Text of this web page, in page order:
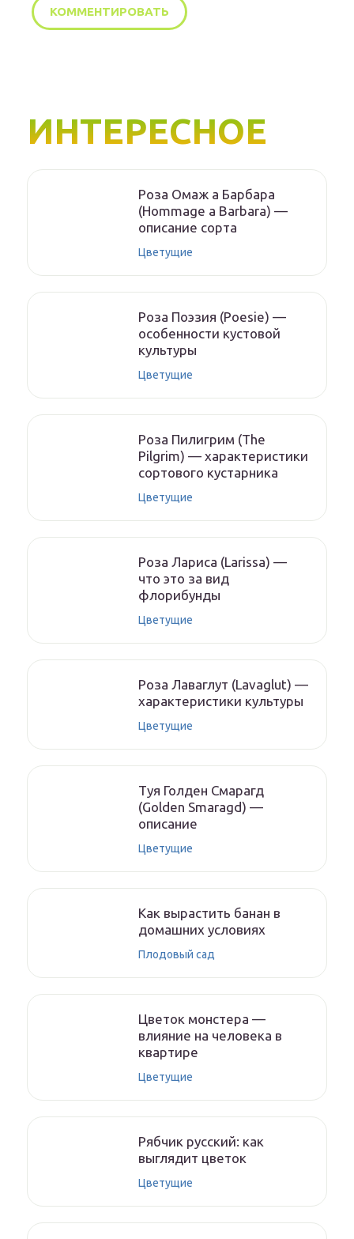
ИНТЕРЕСНОЕ
Роза Омаж а Барбара
(Hommage a Barbara) —
описание сорта
Цветущие
Роза Поэзия (Poesie) —
особенности кустовой
культуры
Цветущие
Роза Пилигрим (The
Pilgrim) — характеристики
сортового кустарника
Цветущие
Роза Лариса (Larissa) —
что это за вид
флорибунды
Цветущие
Роза Лаваглут (Lavaglut) —
характеристики культуры
Цветущие
Туя Голден Смарагд
(Golden Smaragd) —
описание
Цветущие
Как вырастить банан в
домашних условиях
Плодовый сад
Цветок монстера —
влияние на человека в
квартире
Цветущие
Рябчик русский: как
выглядит цветок
Цветущие